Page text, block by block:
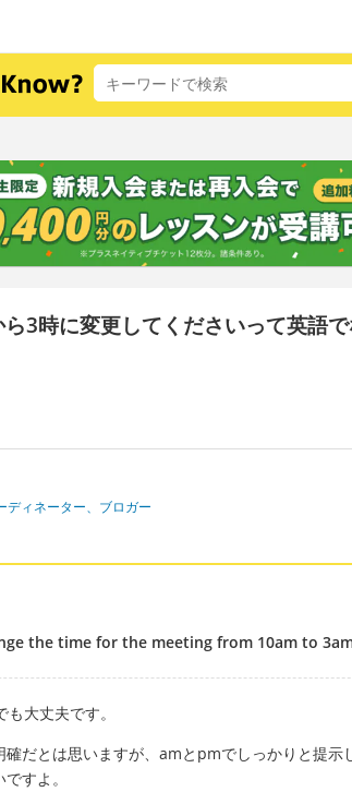
3時に変更してくださいって英語
ディネーター、ブロガー
the time for the meeting from 10am to
も大丈夫です。
確だとは思いますが、amとpmでしっかりと提示
すよ。